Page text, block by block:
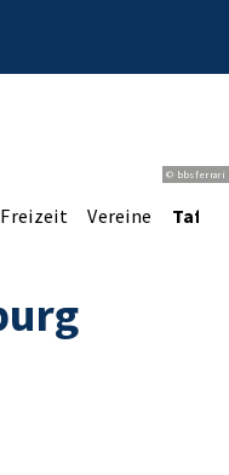
© bbsferrari
Freizeit Vereine Tafel